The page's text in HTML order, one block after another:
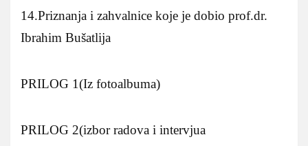
14.Priznanja i zahvalnice koje je dobio prof.dr.
Ibrahim Bušatlija
PRILOG 1(Iz fotoalbuma)
PRILOG 2(izbor radova i intervjua